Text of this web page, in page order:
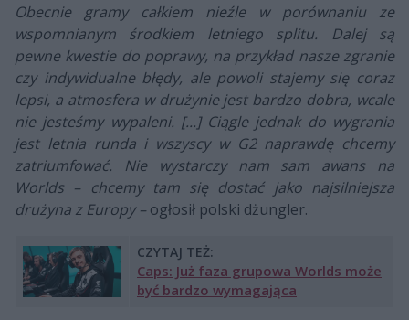
Obecnie gramy całkiem nieźle w porównaniu ze
wspomnianym środkiem letniego splitu. Dalej są
pewne kwestie do poprawy, na przykład nasze zgranie
czy indywidualne błędy, ale powoli stajemy się coraz
lepsi, a atmosfera w drużynie jest bardzo dobra, wcale
nie jesteśmy wypaleni. [...] Ciągle jednak do wygrania
jest letnia runda i wszyscy w G2 naprawdę chcemy
zatriumfować. Nie wystarczy nam sam awans na
Worlds – chcemy tam się dostać jako najsilniejsza
drużyna z Europy – ogłosił polski dżungler.
CZYTAJ TEŻ:
Caps: Już faza grupowa Worlds może
być bardzo wymagająca